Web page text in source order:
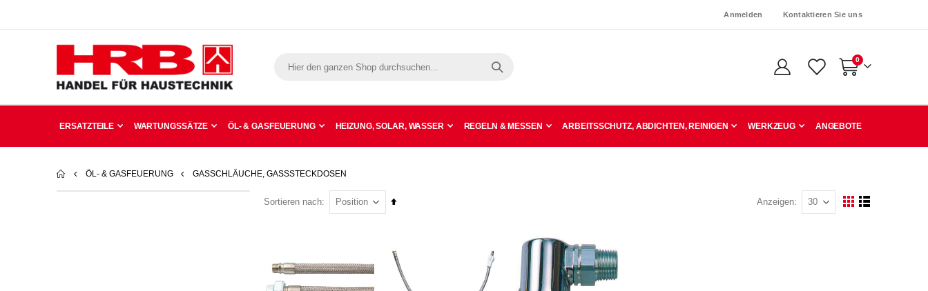
Anmelden Kontaktieren Sie uns
Warenkorb
0Artikel
ERSATZTEILE WARTUNGSSÄTZE ÖL- & GASFEUERUNG HEIZUNG, SOLAR, WASSER REGELN & MESSEN ARBEITSSCHUTZ, ABDICHTEN, REINIGEN WERKZEUG ANGEBOTE
ÖL- & GASFEUERUNG GASSCHLÄUCHE, GASSSTECKDOSEN
Sortieren nach
In
Anzeigen
Ansicht